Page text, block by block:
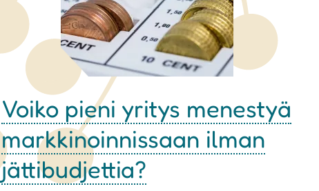
Voiko pieni yritys menestyä
markkinoinnissaan ilman
jättibudjettia?